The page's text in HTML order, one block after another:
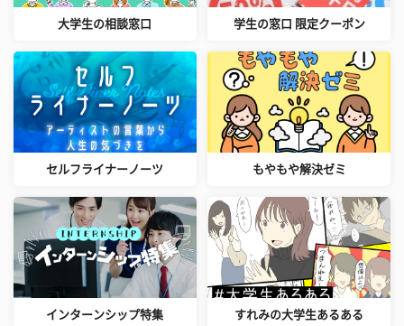
大学生の相談窓口 学生の窓口 限定クーポン
セルフライナーノーツ もやもや解決ゼミ
インターンシップ特集 すれみの大学生あるある